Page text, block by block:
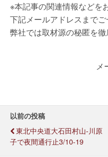
※本記事の関連情報などを
下記メールアドレスまでご
弊社では取材源の秘匿を徹
メ
以前の投稿
東北中央道大石田村山-川原
子で夜間通行止3/10-19